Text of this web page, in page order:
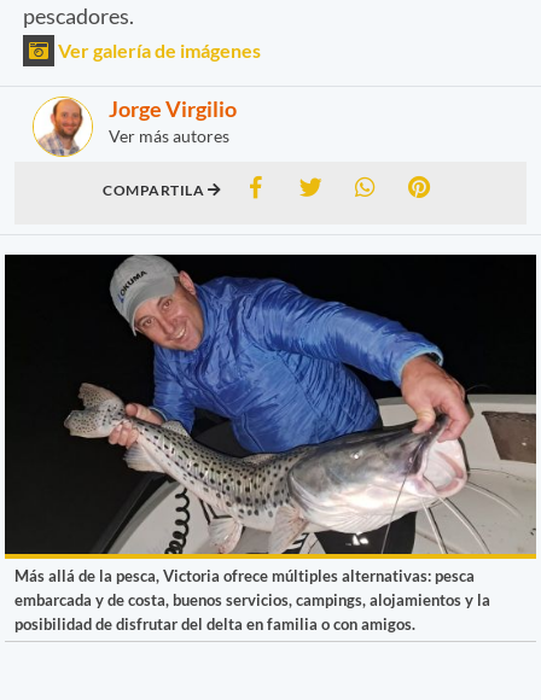
pescadores.
Ver galería de imágenes
Jorge Virgilio
Ver más autores
COMPARTILA
Más allá de la pesca, Victoria ofrece múltiples alternativas: pesca
embarcada y de costa, buenos servicios, campings, alojamientos y la
posibilidad de disfrutar del delta en familia o con amigos.